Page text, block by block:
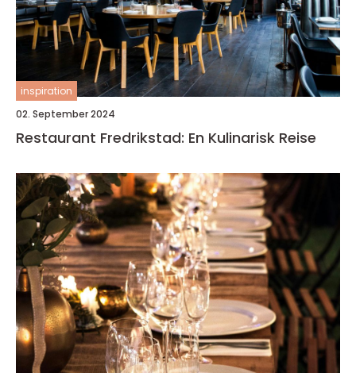
inspiration
02. September 2024
Restaurant Fredrikstad: En Kulinarisk Reise